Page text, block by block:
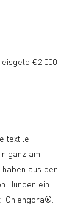
€2.000
textile
ganz am
haben aus der
Hunden ein
Chiengora®.